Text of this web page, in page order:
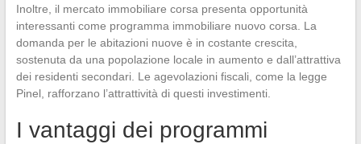
Inoltre, il mercato immobiliare corsa presenta opportunità
interessanti come programma immobiliare nuovo corsa. La
domanda per le abitazioni nuove è in costante crescita,
sostenuta da una popolazione locale in aumento e dall’attrattiva
dei residenti secondari. Le agevolazioni fiscali, come la legge
Pinel, rafforzano l’attrattività di questi investimenti.
I vantaggi dei programmi